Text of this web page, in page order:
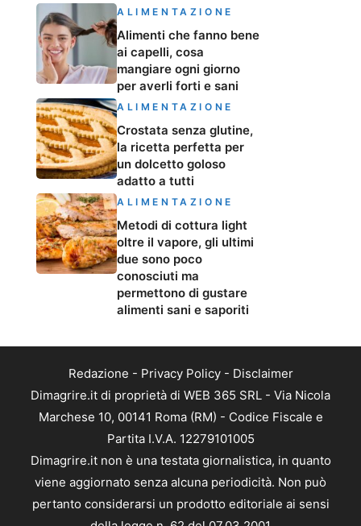
ALIMENTAZIONE
Alimenti che fanno bene
ai capelli, cosa
mangiare ogni giorno
per averli forti e sani
ALIMENTAZIONE
Crostata senza glutine,
la ricetta perfetta per
un dolcetto goloso
adatto a tutti
ALIMENTAZIONE
Metodi di cottura light
oltre il vapore, gli ultimi
due sono poco
conosciuti ma
permettono di gustare
alimenti sani e saporiti
Redazione - Privacy Policy- Disclaimer
Dimagrire.it di proprietà di WEB 365 SRL - Via Nicola
Marchese 10, 00141 Roma (RM) - Codice Fiscale e
Partita I.V.A. 12279101005
Dimagrire.it non è una testata giornalistica, in quanto
viene aggiornato senza alcuna periodicità. Non può
pertanto considerarsi un prodotto editoriale ai sensi